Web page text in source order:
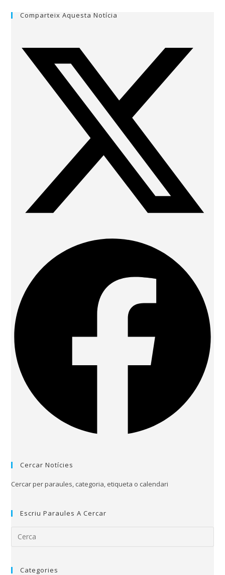
Comparteix Aquesta Notícia
Cercar Notícies
Cercar per paraules, categoria, etiqueta o calendari
Escriu Paraules A Cercar
Categories